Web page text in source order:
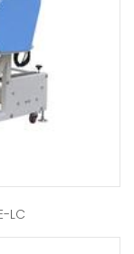
LC